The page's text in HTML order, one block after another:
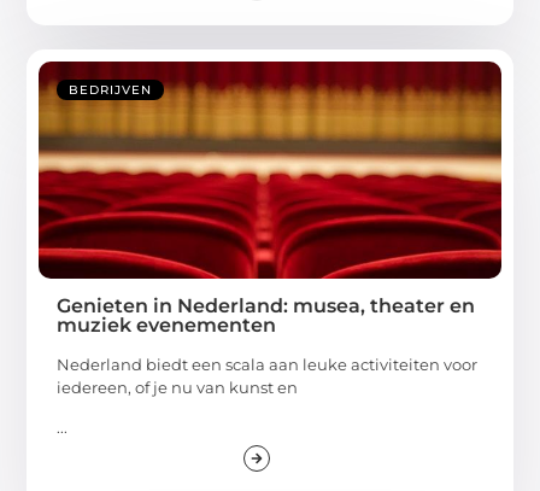
BEDRIJVEN
Genieten in Nederland: musea, theater en
muziek evenementen
Nederland biedt een scala aan leuke activiteiten voor
iedereen, of je nu van kunst en
...